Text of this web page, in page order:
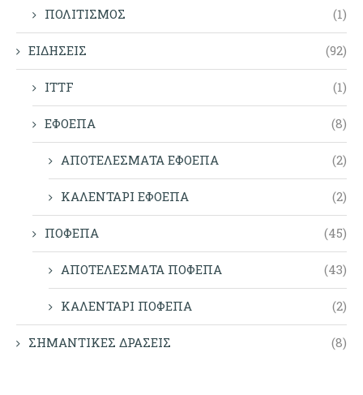
ΠΟΛΙΤΙΣΜΟΣ (1)
ΕΙΔΗΣΕΙΣ (92)
ITTF (1)
ΕΦΟΕΠΑ (8)
ΑΠΟΤΕΛΕΣΜΑΤΑ ΕΦΟΕΠΑ (2)
ΚΑΛΕΝΤΑΡΙ ΕΦΟΕΠΑ (2)
ΠΟΦΕΠΑ (45)
ΑΠΟΤΕΛΕΣΜΑΤΑ ΠΟΦΕΠΑ (43)
ΚΑΛΕΝΤΑΡΙ ΠΟΦΕΠΑ (2)
ΣΗΜΑΝΤΙΚΕΣ ΔΡΑΣΕΙΣ (8)